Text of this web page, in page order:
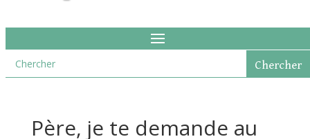
Père, je te demande au